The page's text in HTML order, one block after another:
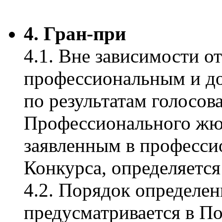
4. Гран-при
4.1. Вне зависимости
профессиональным и
по результатам
Профессионального
заявленным в
Конкурса,
4.2. Порядок
предусматривается в